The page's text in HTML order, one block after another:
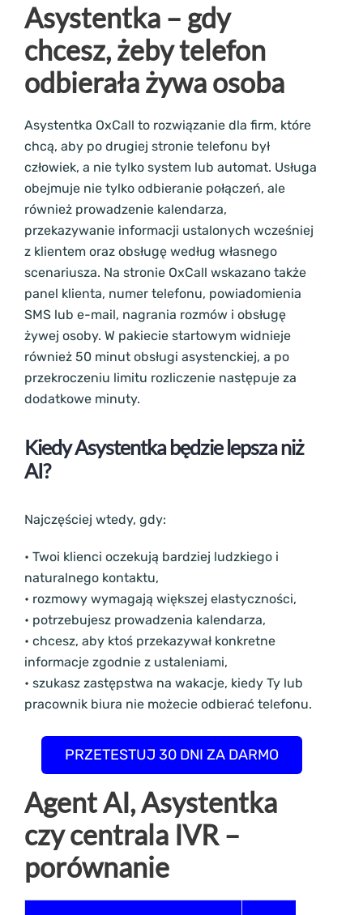
Asystentka – gdy
chcesz, żeby telefon
odbierała żywa osoba
Asystentka OxCall to rozwiązanie dla firm, które
chcą, aby po drugiej stronie telefonu był
człowiek, a nie tylko system lub automat. Usługa
obejmuje nie tylko odbieranie połączeń, ale
również prowadzenie kalendarza,
przekazywanie informacji ustalonych wcześniej
z klientem oraz obsługę według własnego
scenariusza. Na stronie OxCall wskazano także
panel klienta, numer telefonu, powiadomienia
SMS lub e-mail, nagrania rozmów i obsługę
żywej osoby. W pakiecie startowym widnieje
również 50 minut obsługi asystenckiej, a po
przekroczeniu limitu rozliczenie następuje za
dodatkowe minuty.
Kiedy Asystentka będzie lepsza niż
AI?
Najczęściej wtedy, gdy:
• Twoi klienci oczekują bardziej ludzkiego i
naturalnego kontaktu,
• rozmowy wymagają większej elastyczności,
• potrzebujesz prowadzenia kalendarza,
• chcesz, aby ktoś przekazywał konkretne
informacje zgodnie z ustaleniami,
• szukasz zastępstwa na wakacje, kiedy Ty lub
pracownik biura nie możecie odbierać telefonu.
PRZETESTUJ 30 DNI ZA DARMO
Agent AI, Asystentka
czy centrala IVR –
porównanie